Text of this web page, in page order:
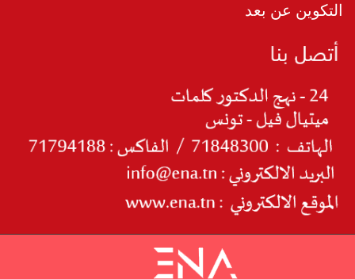
التكوين عن بعد